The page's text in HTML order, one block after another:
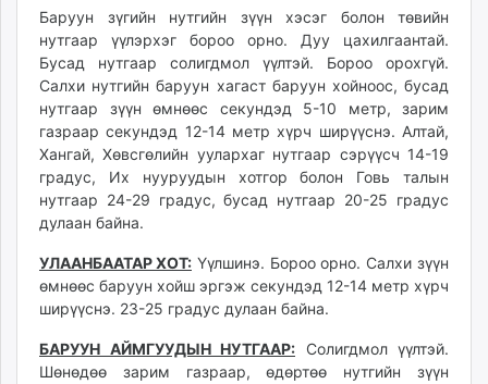
news.mn
zindaa.mn
Baabar.mn
ikon.mn
mnb.mn
Livetv.mn
Eguur.mn
24tsag.mn
shuud.mn
eagle.mn
ergelt.mn
zarig.mn
today.mn
08:33:12
16:12:00
Баруун зүгийн нутгийн зүүн хэсэг болон төвийн
нутгаар үүлэрхэг бороо орно. Дуу цахилгаантай.
Бусад нутгаар солигдмол үүлтэй. Бороо орохгүй.
Салхи нутгийн баруун хагаст баруун хойноос, бусад
нутгаар зүүн өмнөөс секундэд 5-10 метр, зарим
газраар секундэд 12-14 метр хүрч ширүүснэ. Алтай,
Хангай, Хөвсгөлийн уулархаг нутгаар сэрүүсч 14-19
градус, Их нууруудын хотгор болон Говь талын
нутгаар 24-29 градус, бусад нутгаар 20-25 градус
дулаан байна.
УЛААНБААТАР ХОТ: Үүлшинэ. Бороо орно. Салхи зүүн
өмнөөс баруун хойш эргэж секундэд 12-14 метр хүрч
ширүүснэ. 23-25 градус дулаан байна.
БАРУУН АЙМГУУДЫН НУТГААР: Солигдмол үүлтэй.
Шөнөдөө зарим газраар, өдөртөө нутгийн зүүн